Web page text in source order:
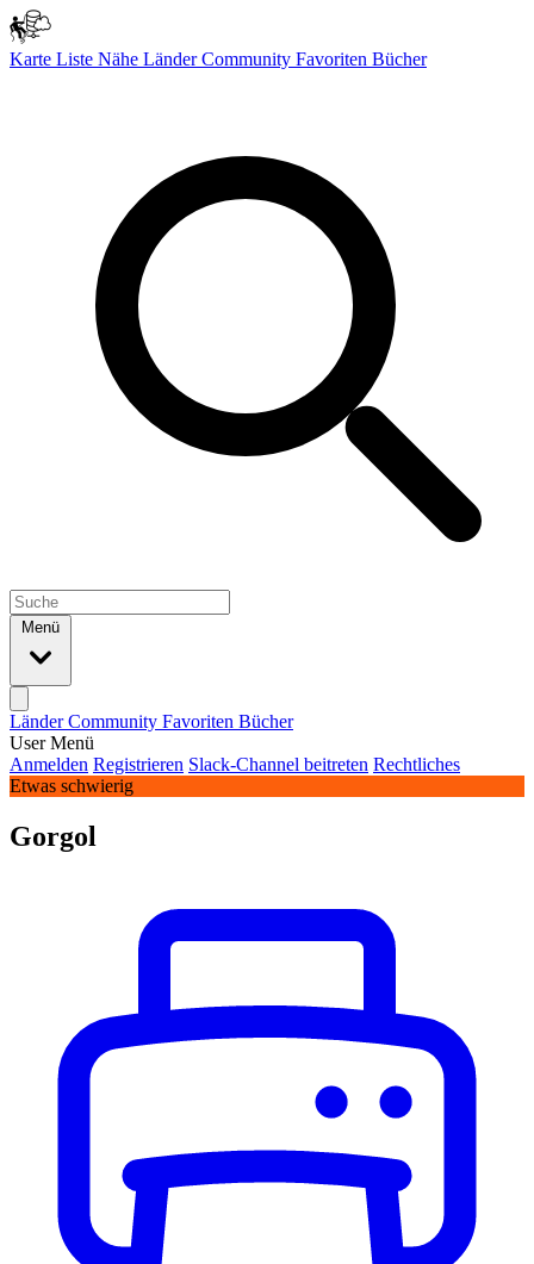
Karte Liste Nähe LänderCommunity Favoriten Bücher
Menü
LänderCommunity Favoriten Bücher
User Menü
Anmelden Registrieren Slack-Channel beitreten Rechtliches
Etwas schwierig
Gorgol